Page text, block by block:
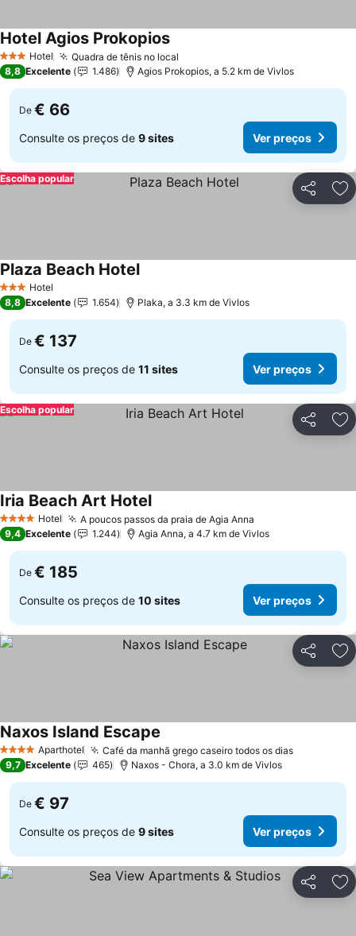
3 EstrelasHotel Quadra de tênis no local
Hotel Agios Prokopios
8,8 Excelente 1.486 Agios Prokopios, a 5.2 km de Vivlos
De € 66
Consulte os preços de 9 sites Ver preços
Partilhar
Escolha popular
3 EstrelasHotel
Plaza Beach Hotel
8,8 Excelente 1.654 Plaka, a 3.3 km de Vivlos
De € 137
Consulte os preços de 11 sites Ver preços
Partilhar
Escolha popular
4 EstrelasHotel A poucos passos da praia de Agia Anna
Iria Beach Art Hotel
9,4 Excelente 1.244 Agia Anna, a 4.7 km de Vivlos
De € 185
Consulte os preços de 10 sites Ver preços
Partilhar
4 EstrelasAparthotel Café da manhã grego caseiro todos os dias
Naxos Island Escape
9,7 Excelente 465 Naxos - Chora, a 3.0 km de Vivlos
De € 97
Consulte os preços de 9 sites Ver preços
Partilhar